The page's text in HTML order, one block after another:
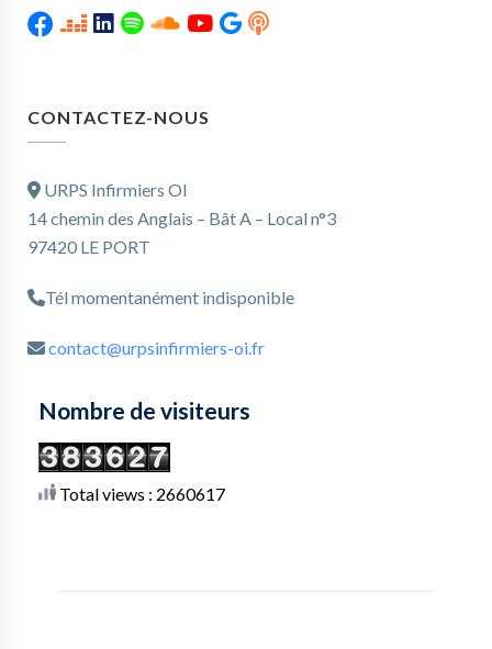
CONTACTEZ-NOUS
URPS Infirmiers OI
14 chemin des Anglais – Bât A – Local n°3
97420 LE PORT
Tél momentanément indisponible
contact@urpsinfirmiers-oi.fr
Nombre de visiteurs
Total views : 2660617